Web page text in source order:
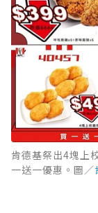
肯德基祭出4塊上
一送一優惠。圖／